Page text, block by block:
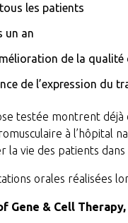
les patients
un an
de la qualité
de l’expression du
testée montrent
à
vie des patients
orales réalisées
Gene & Cell